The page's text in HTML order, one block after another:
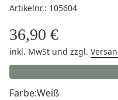
Artikelnr.: 105604
36,90 €
inkl. MwSt und zzgl.
Farbe:Weiß